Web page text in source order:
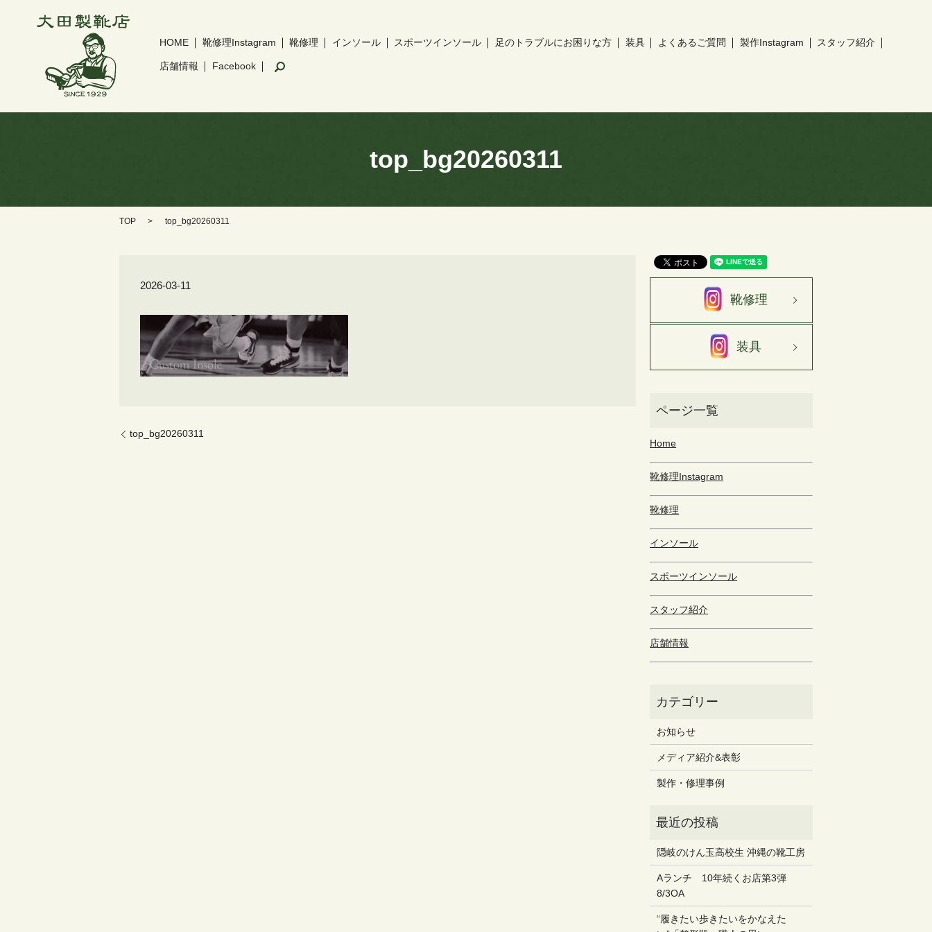
HOME 靴修理Instagram 靴修理 インソール スポーツインソール 足のトラブルにお困りな方 装具 よくあるご質問 製作Instagram スタッフ紹介
店舗情報 Facebook
top_bg20260311
TOP top_bg20260311
2026-03-11
top_bg20260311
靴修理
装具
Home
靴修理Instagram
靴修理
インソール
スポーツインソール
スタッフ紹介
店舗情報
お知らせ
メディア紹介&表彰
製作・修理事例
隠岐のけん玉高校生 沖縄の靴工房
Aランチ 10年続くお店第3弾
8/3OA
“履きたい歩きたいをかなえた